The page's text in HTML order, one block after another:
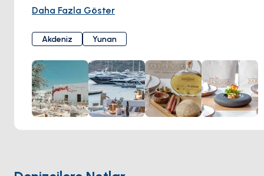
gastronomi noktasıdır. Deniz kenarındaki eşsiz konumuyla
Akdeniz mutfağı ve özenle hazırlanmış Yunan lezzetleriyle
öne çıkıyor. Menüsünde ızgara ahtapot, ıstakozlu makarna
ve yerel olarak temin edilen taze balık gibi özel tatlar
bulunuyor; geleneksel tarifler modern dokunuşlarla
yeniden hayat buluyor.
Barbarossa’da yemek yemek sadece bir öğün değil,
unutulmaz bir deneyimdir. Gün batımında Ege Denizi’ne
karşı bir kadeh şarabın tadını çıkarırken ya da deniz
Daha Fazla Göster
Akdeniz Yunan